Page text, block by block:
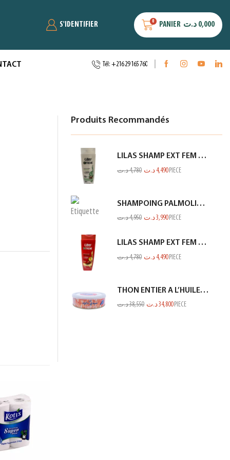
S'IDENTIFIER 0 PANIER 0,000 د.ت
Tél: +216 29 165 760
Produits Recommandés
LILAS SHAMP EXT FEM FIN ET FRAGILE BLANC 350ML
4,780د.ت 4,490 د.ت PIECE
SHAMPOING PALMOLIVE 380ML NV
4,950د.ت 3,990د.ت PIECE
LILAS SHAMP EXT FEM COL OU MECH ROUGE 350ML
4,780د.ت 4,490 د.ت PIECE
THON ENTIER A L’HUILE D’OLIVE SIDI DAOUD 950G
38,550د.ت 34,800د.ت PIECE